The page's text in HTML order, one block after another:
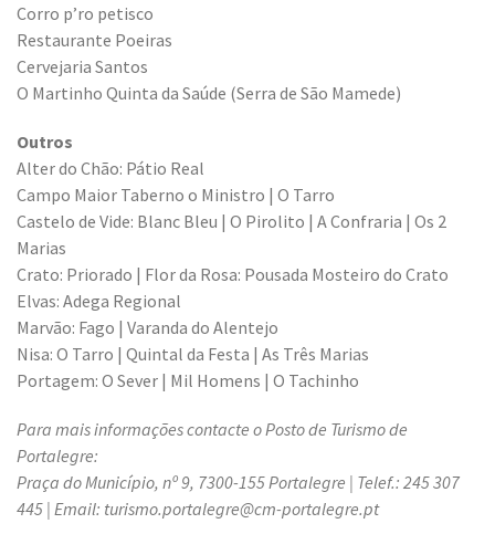
Corro p’ro petisco
Restaurante Poeiras
Cervejaria Santos
O Martinho Quinta da Saúde (Serra de São Mamede)
Outros
Alter do Chão: Pátio Real
Campo Maior Taberno o Ministro | O Tarro
Castelo de Vide: Blanc Bleu | O Pirolito | A Confraria | Os 2
Marias
Crato: Priorado | Flor da Rosa: Pousada Mosteiro do Crato
Elvas: Adega Regional
Marvão: Fago | Varanda do Alentejo
Nisa: O Tarro | Quintal da Festa | As Três Marias
Portagem: O Sever | Mil Homens | O Tachinho
Para mais informações contacte o Posto de Turismo de
Portalegre:
Praça do Município, nº 9, 7300-155 Portalegre | Telef.: 245 307
445 | Email: turismo.portalegre@cm-portalegre.pt